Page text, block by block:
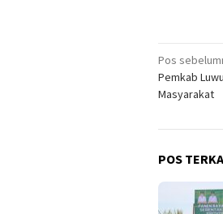
pos
Pos
Pemkab
Masyarakat
POS